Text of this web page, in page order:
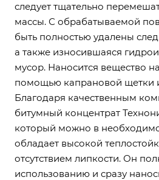
следует тщательно
массы. С обрабатываемой
быть полностью удалены
а также износившаяся
мусор. Наносится вещество
помощью капрановой щетки
Благодаря качественным
битумный концентрат
который можно в
обладает высокой
отсутствием липкости. Он
использованию и сразу